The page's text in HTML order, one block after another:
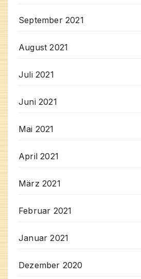
September 2021
August 2021
Juli 2021
Juni 2021
Mai 2021
April 2021
März 2021
Februar 2021
Januar 2021
Dezember 2020